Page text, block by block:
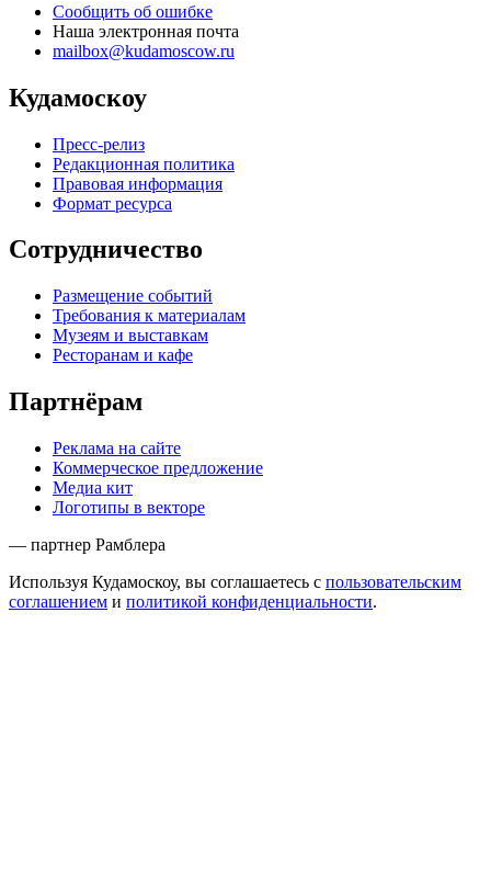
Сообщить об ошибке
Наша электронная почта
mailbox@kudamoscow.ru
Кудамоскоу
Пресс-релиз
Редакционная политика
Правовая информация
Формат ресурса
Сотрудничество
Размещение событий
Требования к материалам
Музеям и выставкам
Ресторанам и кафе
Партнёрам
Реклама на сайте
Коммерческое предложение
Медиа кит
Логотипы в векторе
— партнер Рамблера
Используя Кудамоскоу, вы соглашаетесь с пользовательским
соглашением и политикой конфиденциальности.